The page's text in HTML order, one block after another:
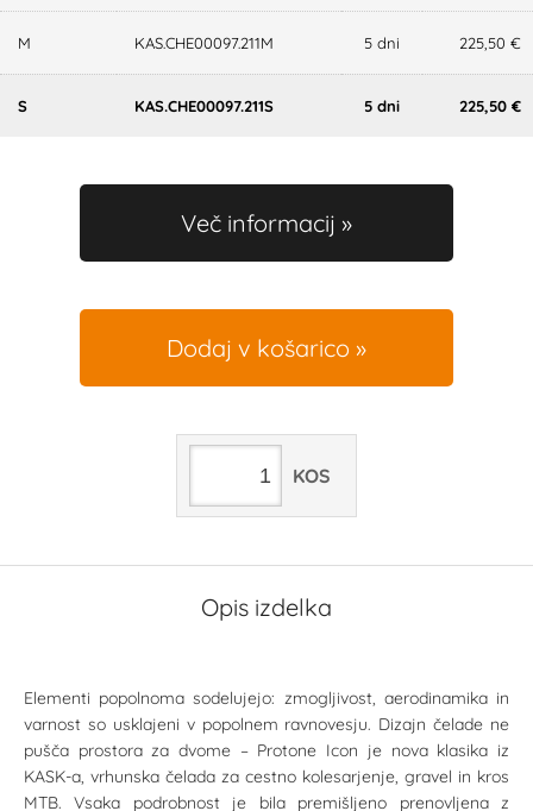
M KAS.CHE00097.211M 5 dni 225,50 €
S KAS.CHE00097.211S 5 dni 225,50 €
Več informacij
Dodaj v košarico
KOS
Opis izdelka
Elementi popolnoma sodelujejo: zmogljivost, aerodinamika in
varnost so usklajeni v popolnem ravnovesju. Dizajn čelade ne
pušča prostora za dvome – Protone Icon je nova klasika iz
KASK-a, vrhunska čelada za cestno kolesarjenje, gravel in kros
MTB. Vsaka podrobnost je bila premišljeno prenovljena z